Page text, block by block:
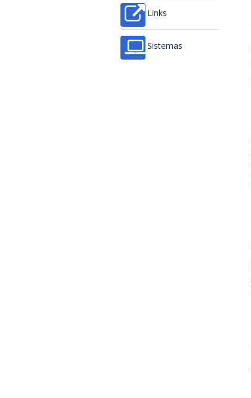
Links
Sistemas